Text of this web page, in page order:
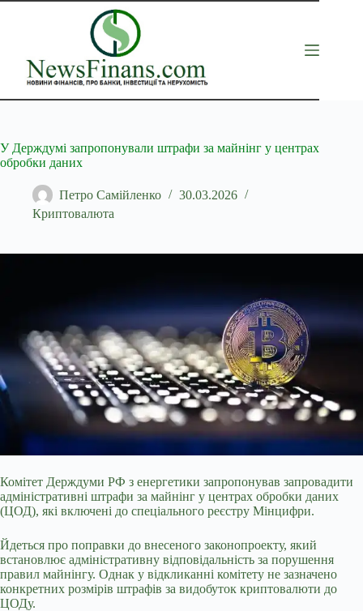
Перейти
У Держдумі запропонували штрафи за майнінг у центрах
обробки даних
Петро Самійленко
30.03.2026
Криптовалюта
Комітет Держдуми РФ з енергетики запропонував запровадити
адміністративні штрафи за майнінг у центрах обробки даних
(ЦОД), які включені до спеціального реєстру Мінцифри.
Йдеться про поправки до внесеного законопроекту, який
встановлює адміністративну відповідальність за порушення
правил майнінгу. Однак у відкликанні комітету не зазначено
конкретних розмірів штрафів за видобуток криптовалюти до
ЦОДу.